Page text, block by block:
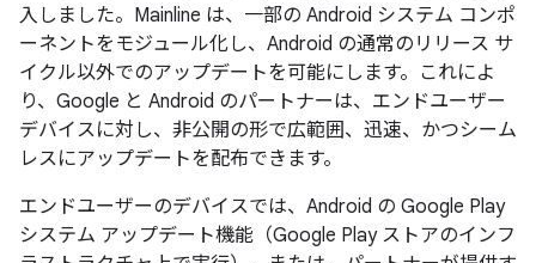
入しました。Mainline は、一部の Android システム コンポ
ーネントをモジュール化し、Android の通常のリリース サ
イクル以外でのアップデートを可能にします。これによ
り、Google と Android のパートナーは、エンドユーザー
デバイスに対し、非公開の形で広範囲、迅速、かつシーム
レスにアップデートを配布できます。
エンドユーザーのデバイスでは、Android の Google Play
システム アップデート機能（Google Play ストアのインフ